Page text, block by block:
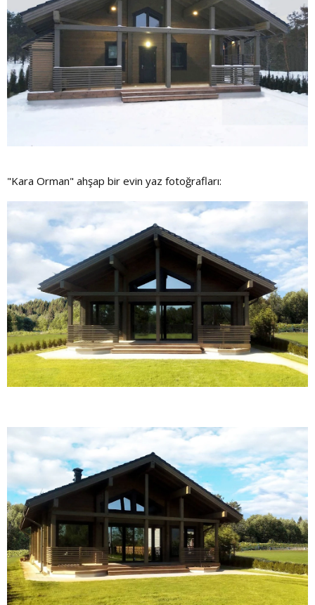
"Kara Orman" ahşap bir evin yaz fotoğrafları: